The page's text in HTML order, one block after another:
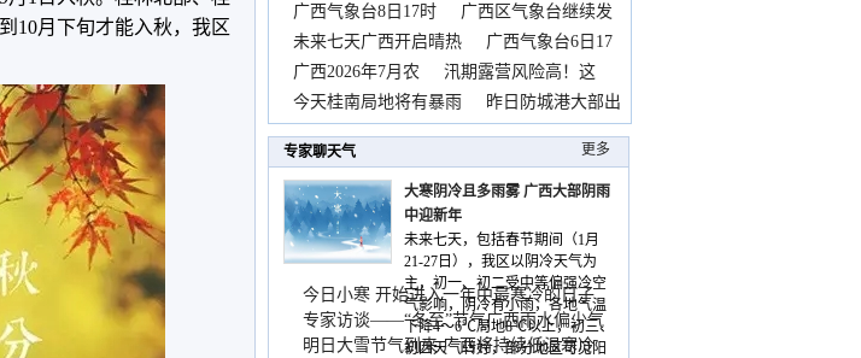
10月下旬才能入秋，我区
广西气象台8日17时
广西区气象台继续发
布
未来七天广西开启晴热
广西气象台6日17
时
广西2026年7月农
汛期露营风险高！这
份
今天桂南局地将有暴雨
昨日防城港大部出
现暴
专家聊天气 更多
大寒阴冷且多雨雾 广西大部阴雨
中迎新年
未来七天，包括春节期间（1月
21-27日），我区以阴冷天气为
主，初一、初二受中等偏强冷空
气影响，阴冷有小雨，各地气温
下降4～6℃局地8℃以上，初三、
初四天气转好，部分地区可见阳
今日小寒 开始进入一年中最寒冷的日子
专家访谈——“冬至”节气广西雨水偏少气
温低
明日大雪节气到来 广西将持续低温寒冷